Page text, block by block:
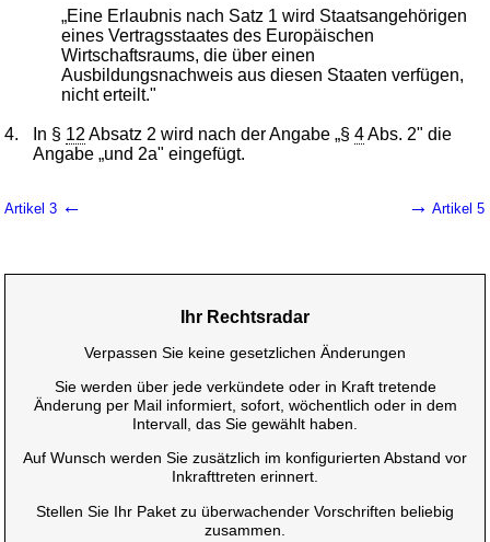
„Eine Erlaubnis nach Satz 1 wird Staatsangehörigen
eines Vertragsstaates des Europäischen
Wirtschaftsraums, die über einen
Ausbildungsnachweis aus diesen Staaten verfügen,
nicht erteilt."
4. In § 12 Absatz 2 wird nach der Angabe „§4Abs. 2" die
Angabe „und 2a" eingefügt.
Artikel 3 ← → Artikel 5
Ihr Rechtsradar
Verpassen Sie keine gesetzlichen Änderungen
Sie werden über jede verkündete oder in Kraft tretende
Änderung per Mail informiert, sofort, wöchentlich oder in dem
Intervall, das Sie gewählt haben.
Auf Wunsch werden Sie zusätzlich im konfigurierten Abstand vor
Inkrafttreten erinnert.
Stellen Sie Ihr Paket zu überwachender Vorschriften beliebig
zusammen.